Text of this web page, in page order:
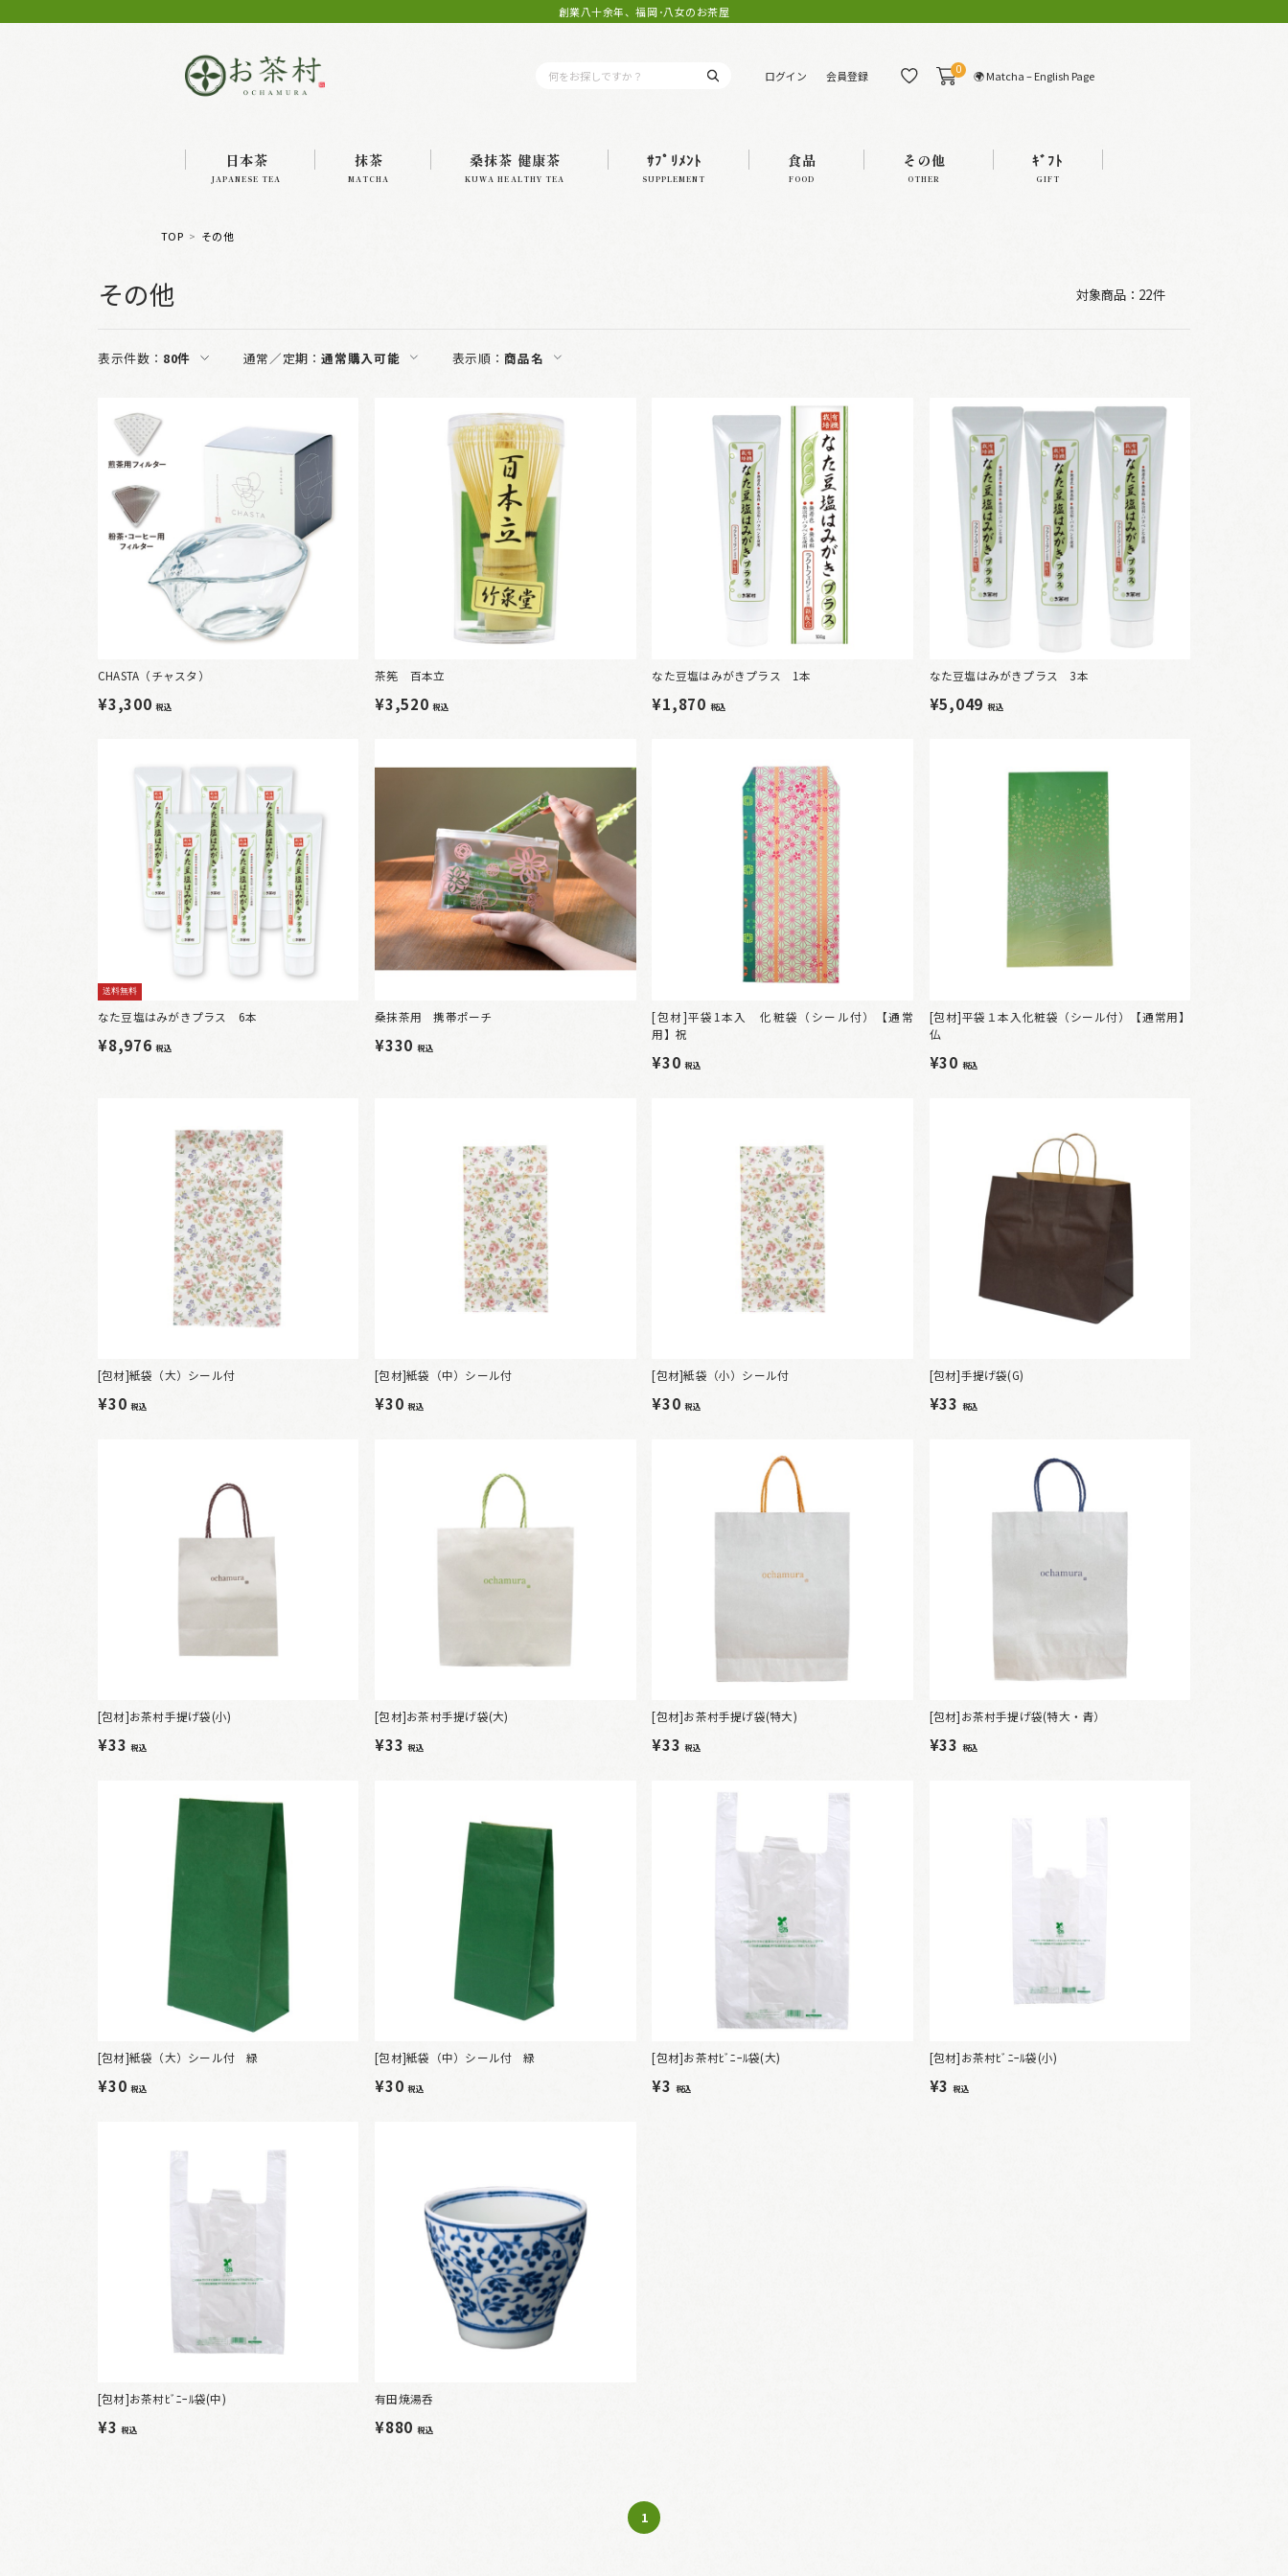
創業八十余年、福岡･八女のお茶屋
ログイン 会員登録 0 🌍 Matcha – English Page
日本茶
JAPANESE TEA
抹茶
MATCHA
桑抹茶 健康茶
KUWA HEALTHY TEA
ｻﾌﾟﾘﾒﾝﾄ
SUPPLEMENT
食品
FOOD
その他
OTHER
ｷﾞﾌﾄ
GIFT
TOP その他
その他 対象商品： 22件
表示件数： 80件 通常／定期：通常購入可能 表示順：商品名
CHASTA（チャスタ）
¥3,300税込
茶筅 百本立
¥3,520税込
なた豆塩はみがきプラス 1本
¥1,870 税込
なた豆塩はみがきプラス 3本
¥5,049 税込
送料無料
なた豆塩はみがきプラス 6本
¥8,976税込
桑抹茶用 携帯ポーチ
¥330 税込
[包材]平袋1本入 化粧袋（シール付）【通常
用】祝
¥30税込
[包材]平袋１本入化粧袋（シール付）【通常用】
仏
¥30 税込
[包材]紙袋（大）シール付
¥30税込
[包材]紙袋（中）シール付
¥30税込
[包材]紙袋（小）シール付
¥30税込
[包材]手提げ袋(G)
¥33 税込
[包材]お茶村手提げ袋(小)
¥33税込
[包材]お茶村手提げ袋(大)
¥33税込
[包材]お茶村手提げ袋(特大)
¥33税込
[包材]お茶村手提げ袋(特大・青）
¥33 税込
[包材]紙袋（大）シール付 緑
¥30税込
[包材]紙袋（中）シール付 緑
¥30税込
[包材]お茶村ﾋﾞﾆｰﾙ袋(大)
¥3 税込
[包材]お茶村ﾋﾞﾆｰﾙ袋(小)
¥3 税込
[包材]お茶村ﾋﾞﾆｰﾙ袋(中)
¥3税込
有田焼湯呑
¥880 税込
1